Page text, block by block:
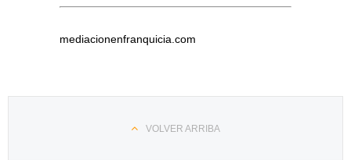
mediacionenfranquicia.com
VOLVER ARRIBA